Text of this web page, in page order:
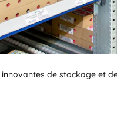
de stockage et